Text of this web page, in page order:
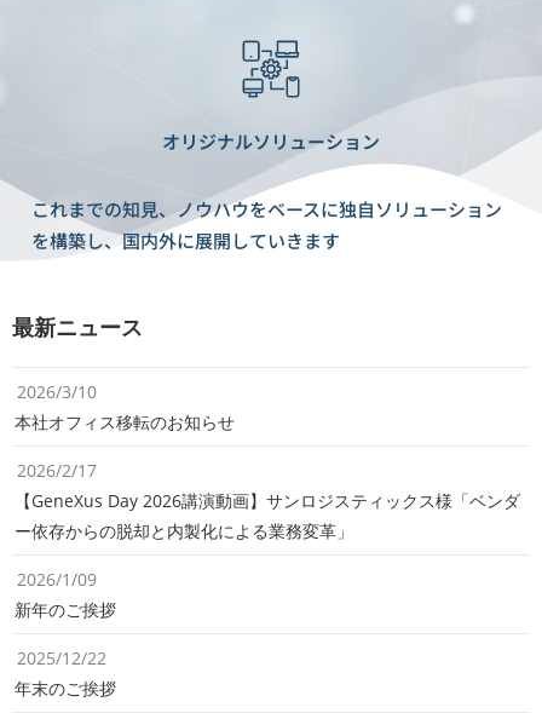
オリジナルソリューション
これまでの知見、ノウハウをベースに独自ソリューション
を構築し、国内外に展開していきます
最新ニュース
2026/3/10
本社オフィス移転のお知らせ
2026/2/17
【GeneXus Day 2026講演動画】サンロジスティックス様「ベンダ
ー依存からの脱却と内製化による業務変革」
2026/1/09
新年のご挨拶
2025/12/22
年末のご挨拶